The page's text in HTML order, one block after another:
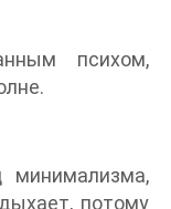
психом,
потому